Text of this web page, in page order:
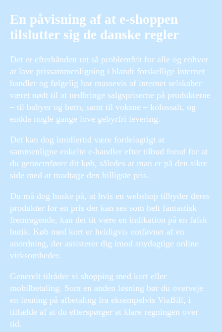
En påvisning af at e-shoppen
tilslutter sig de danske regler
Det er efterhånden ret så problemfrit for alle og enhver
at lave prissammenligning i blandt forskellige internet
handler og følgelig har massevis af internet selskaber
været nødt til at nedbringe salgspriserne på produkterne
– til babyer og børn, samt til voksne – kolossalt, og
endda nogle gange love gebyrfri levering.
Det kan dog imidlertid være fordelagtigt at
sammenligne enkelte e-handler efter tilbud forud for at
du gennemfører dit køb, således at man er på den sikre
side med at modtage den billigste pris.
Du må dog huske på, at hvis en webshop tilbyder deres
produkter for en pris der kan ses som helt fantastisk
fremragende, kan det tit være en indikation på en falsk
butik. Køb med kort er heldigvis omfavnet af en
anordning, der assisterer dig imod snydagtige online
virksomheder.
Generelt tilråder vi shopping med kort eller
mobilbetaling. Som en anden løsning bør du overveje
en løsning på afbetaling fra eksempelvis ViaBill, i
tilfælde af at du efterspørger at klare regningen over
tid.